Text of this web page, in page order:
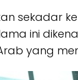
sekadar
ini
yang